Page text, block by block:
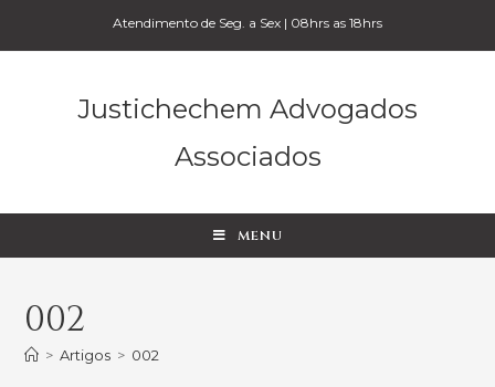
Atendimento de Seg. a Sex | 08hrs as 18hrs
Justichechem Advogados
Associados
MENU
002
> Artigos > 002